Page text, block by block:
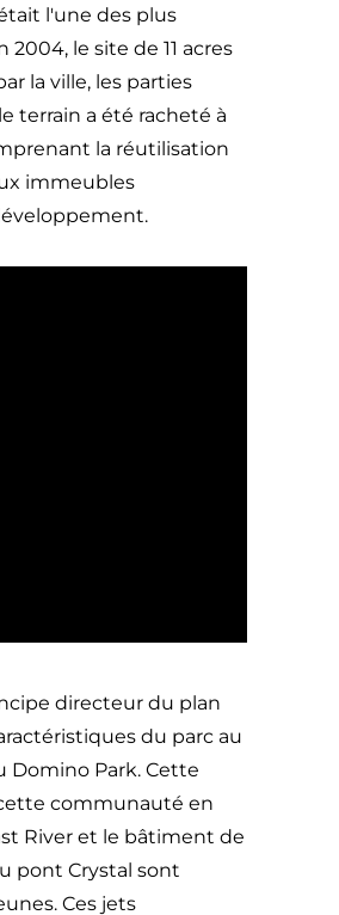
l'une des plus
le site de 11 acres
la ville, les parties
terrain a été racheté à
la réutilisation
immeubles
directeur du plan
du parc au
Domino Park. Cette
communauté en
River et le bâtiment de
pont Crystal sont
Ces jets